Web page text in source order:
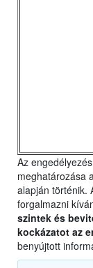
Az
meghatározása
alapján történik.
forgalmazni
szintek és
kockázatot az
benyújtott